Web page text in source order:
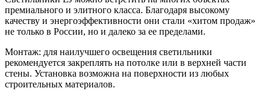
премиального и элитного класса. Благодаря высокому
качеству и энергоэффективности они стали «хитом продаж»
не только в России, но и далеко за ее пределами.
Монтаж: для наилучшего освещения светильники
рекомендуется закреплять на потолке или в верхней части
стены. Установка возможна на поверхности из любых
строительных материалов.